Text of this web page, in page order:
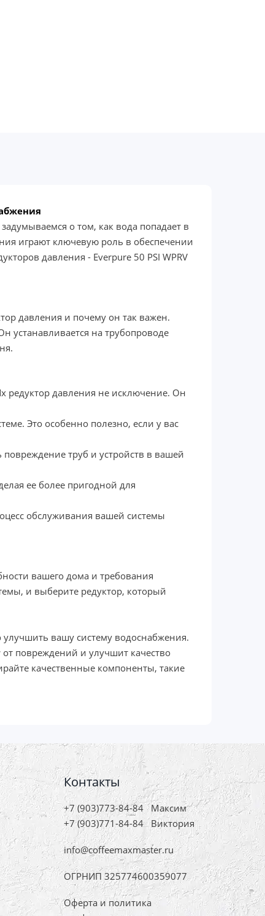
о том, как вода попадает в
играют ключевую роль в обеспечении
давления - Everpure 50 PSI WPRV
давления и почему он так важен.
устанавливается на трубопроводе
редуктор давления не исключение. Он
Это особенно полезно, если у вас
труб и устройств в вашей
ее более пригодной для
обслуживания вашей системы
вашего дома и требования
и выберите редуктор, который
вашу систему водоснабжения.
повреждений и улучшит качество
качественные компоненты, такие
Контакты
+7 (903)773-84-84Максим
+7 (903)771-84-84Виктория
info@coffeemaxmaster.ru
ОГРНИП 325774600359077
Оферта и политика